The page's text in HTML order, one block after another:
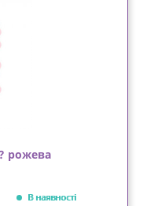
рожева
В наявності